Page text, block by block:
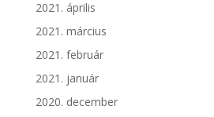
2021. április
2021. március
2021. február
2021. január
2020. december